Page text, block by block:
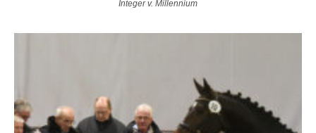
Integer v. Millennium